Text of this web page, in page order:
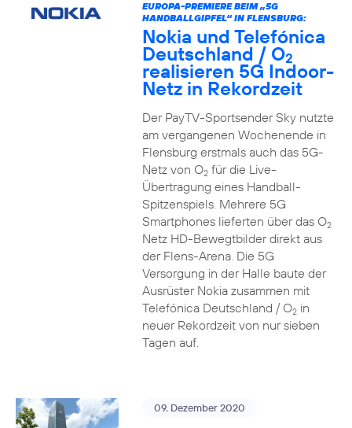
EUROPA-PREMIERE BEIM „5G
HANDBALLGIPFEL“ IN FLENSBURG:
Nokia und Telefónica
Deutschland / O2
realisieren 5G Indoor-
Netz in Rekordzeit
Der PayTV-Sportsender Sky nutzte
am vergangenen Wochenende in
Flensburg erstmals auch das 5G-
Netz von O2für die Live-
Übertragung eines Handball-
Spitzenspiels. Mehrere 5G
Smartphones lieferten über das O2
Netz HD-Bewegtbilder direkt aus
der Flens-Arena. Die 5G
Versorgung in der Halle baute der
Ausrüster Nokia zusammen mit
Telefónica Deutschland / O2in
neuer Rekordzeit von nur sieben
Tagen auf.
09. Dezember 2020